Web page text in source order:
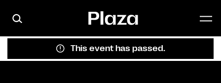
This event has passed.